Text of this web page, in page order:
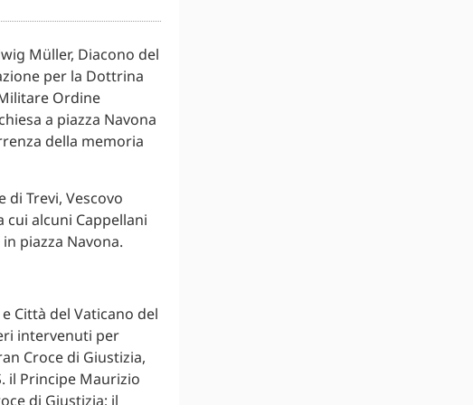
Müller, Diacono del
per la Dottrina
Ordine
a piazza Navona
della memoria
di Trevi, Vescovo
cui alcuni Cappellani
piazza Navona.
Città del Vaticano del
intervenuti per
Croce di Giustizia,
il Principe Maurizio
di Giustizia; il